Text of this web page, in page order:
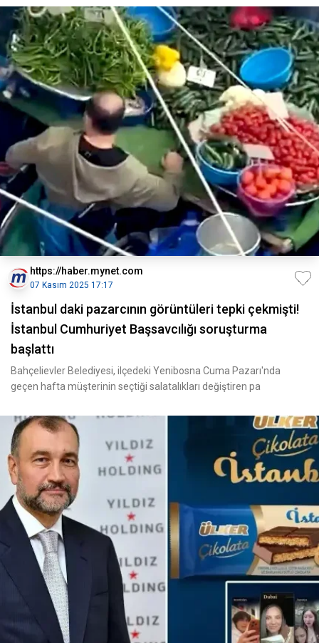
https://haber.mynet.com
07 Kasım 2025 17:17
İstanbul daki pazarcının görüntüleri tepki çekmişti!
İstanbul Cumhuriyet Başsavcılığı soruşturma
başlattı
Bahçelievler Belediyesi, ilçedeki Yenibosna Cuma Pazarı'nda
geçen hafta müşterinin seçtiği salatalıkları değiştiren pa